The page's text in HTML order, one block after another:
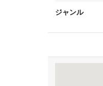
ジャンル